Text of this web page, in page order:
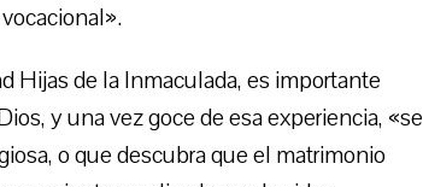
Hijas de la Inmaculada, es importante
y una vez goce de esa experiencia, «se
o que descubra que el matrimonio